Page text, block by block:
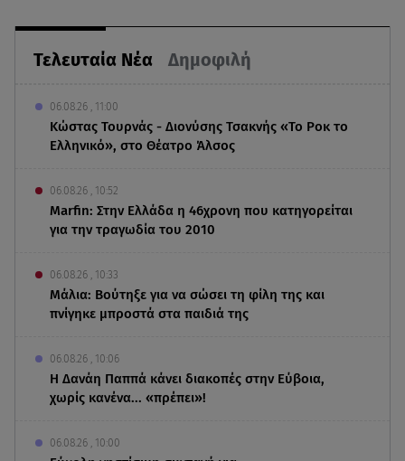
Τελευταία Νέα Δημοφιλή
06.08.26 , 11:00
Κώστας Τουρνάς - Διονύσης Τσακνής «Το Ροκ το
Ελληνικό», στο Θέατρο Άλσος
06.08.26 , 10:52
Marfin: Στην Ελλάδα η 46χρονη που κατηγορείται
για την τραγωδία του 2010
06.08.26 , 10:33
Μάλια: Βούτηξε για να σώσει τη φίλη της και
πνίγηκε μπροστά στα παιδιά της
06.08.26 , 10:06
Η Δανάη Παππά κάνει διακοπές στην Εύβοια,
χωρίς κανένα... «πρέπει»!
06.08.26 , 10:00